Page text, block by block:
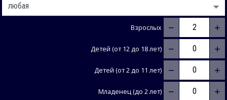
Взрослых − +
Детей (от 12 до 18 лет) − +
Детей (от 2 до 11 лет) − +
Младенец (до 2 лет) − +